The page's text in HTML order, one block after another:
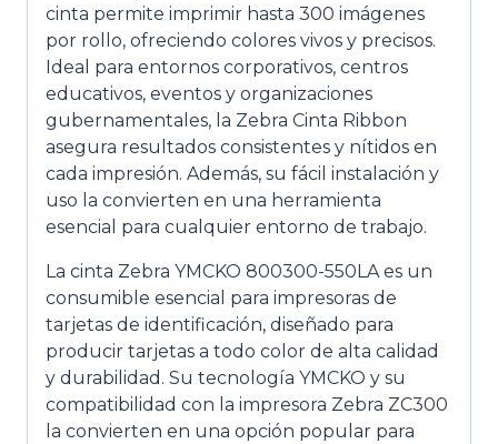
cinta permite imprimir hasta 300 imágenes
por rollo, ofreciendo colores vivos y precisos.
Ideal para entornos corporativos, centros
educativos, eventos y organizaciones
gubernamentales, la Zebra Cinta Ribbon
asegura resultados consistentes y nítidos en
cada impresión. Además, su fácil instalación y
uso la convierten en una herramienta
esencial para cualquier entorno de trabajo.
La cinta Zebra YMCKO 800300-550LA es un
consumible esencial para impresoras de
tarjetas de identificación, diseñado para
producir tarjetas a todo color de alta calidad
y durabilidad. Su tecnología YMCKO y su
compatibilidad con la impresora Zebra ZC300
la convierten en una opción popular para